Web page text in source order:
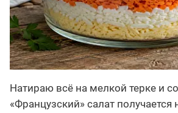
Натираю всё на мелкой терке и
«Французский» салат